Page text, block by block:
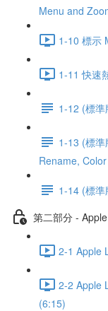
Menu and
1-10 標示
1-11 快速
1-12 (標
1-13 (標
Rename,
1-14 (標
第二部分 -
2-1 Apple
2-2 Apple
(6:15)